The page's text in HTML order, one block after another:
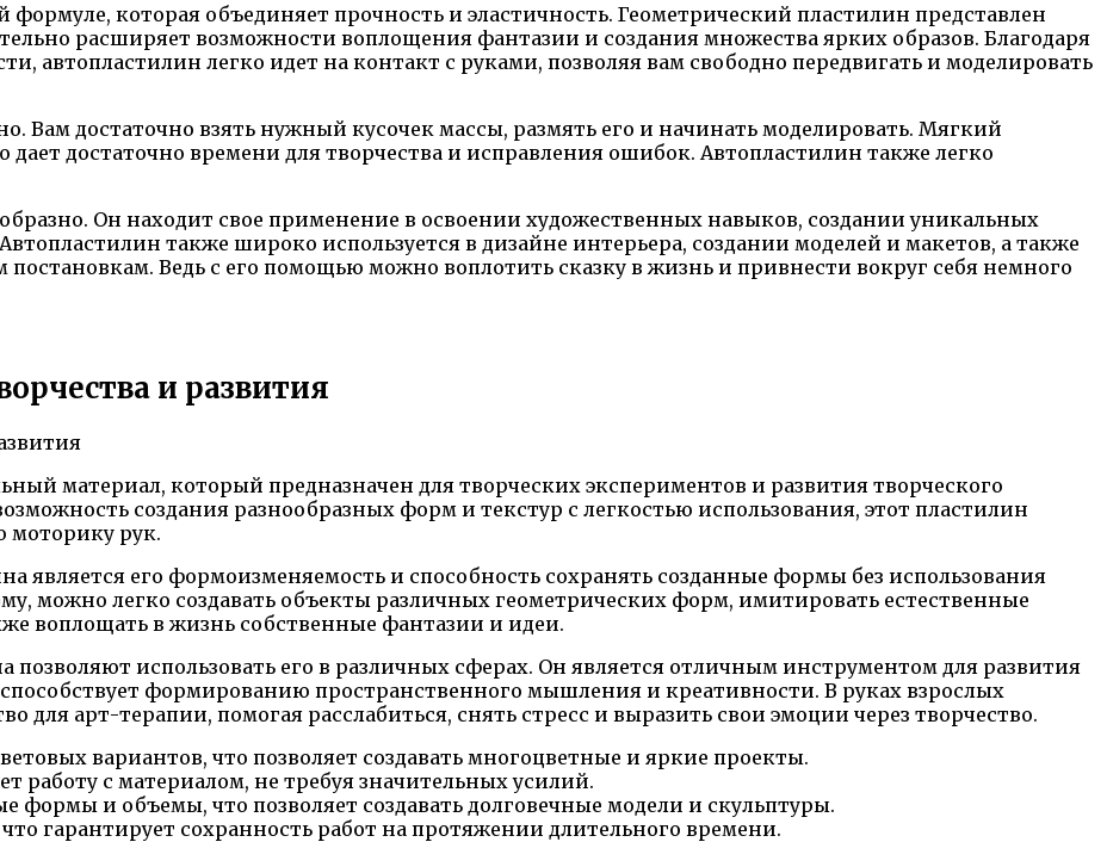
формуле, которая объединяет прочность и эластичность. Геометрический пластилин представлен
расширяет возможности воплощения фантазии и создания множества ярких образов. Благодаря
автопластилин легко идет на контакт с руками, позволяя вам свободно передвигать и моделировать
Вам достаточно взять нужный кусочек массы, размять его и начинать моделировать. Мягкий
дает достаточно времени для творчества и исправления ошибок. Автопластилин также легко
Он находит свое применение в освоении художественных навыков, создании уникальных
также широко используется в дизайне интерьера, создании моделей и макетов, а также
Ведь с его помощью можно воплотить сказку в жизнь и привнести вокруг себя немного
и развития
материал, который предназначен для творческих экспериментов и развития творческого
создания разнообразных форм и текстур с легкостью использования, этот пластилин
моторику рук.
является его формоизменяемость и способность сохранять созданные формы без использования
можно легко создавать объекты различных геометрических форм, имитировать естественные
воплощать в жизнь собственные фантазии и идеи.
использовать его в различных сферах. Он является отличным инструментом для развития
формированию пространственного мышления и креативности. В руках взрослых
для арт-терапии, помогая расслабиться, снять стресс и выразить свои эмоции через творчество.
вариантов, что позволяет создавать многоцветные и яркие проекты.
работу с материалом, не требуя значительных усилий.
формы и объемы, что позволяет создавать долговечные модели и скульптуры.
гарантирует сохранность работ на протяжении длительного времени.